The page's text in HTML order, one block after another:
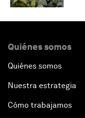
Quiénes somos
Quiénes somos
Nuestra estrategia
Cómo trabajamos